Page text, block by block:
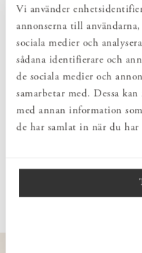
Vi använder
annonserna till
sociala medier och
sådana identifierare och
de sociala medier och
samarbetar med. Dessa
med annan information
de har samlat in när du har
HARMONISK HELHET
Inredningsdetaljer som
helhetsupplevelse.
PRODUKTBESKRIVNING
Insats med flyttbara fack.
obehandlad.